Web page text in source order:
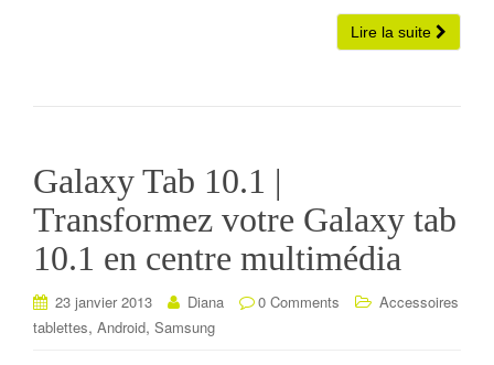
Lire la suite
Galaxy Tab 10.1 |
Transformez votre Galaxy tab
10.1 en centre multimédia
23 janvier 2013 Diana 0 Comments
Accessoires
tablettes, Android, Samsung